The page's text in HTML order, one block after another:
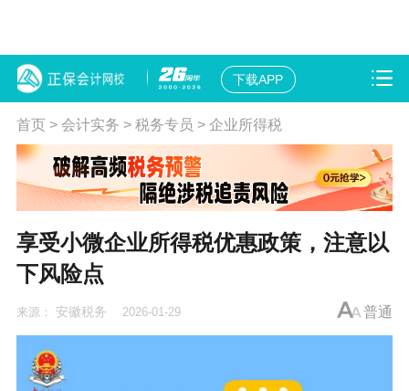
下载APP
首页> 会计实务 > 税务专员 > 企业所得税
享受小微企业所得税优惠政策，注意以
下风险点
来源： 安徽税务 2026-01-29 普通